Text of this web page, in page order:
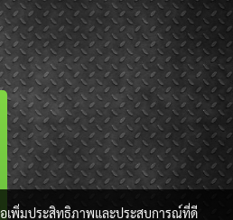
อเพิ่มประสิทธิภาพและประสบการณ์ที่ดี